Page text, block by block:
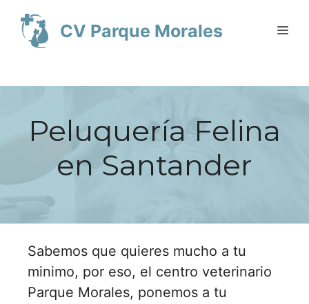
contenido
CV Parque Morales
Peluquería Felina
en Santander
Sabemos que quieres mucho a tu
minimo, por eso, el centro veterinario
Parque Morales, ponemos a tu